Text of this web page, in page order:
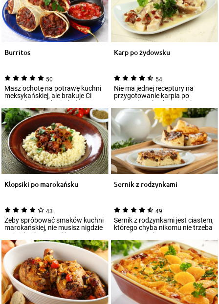
Burritos
50
Masz ochotę na potrawę kuchni
meksykańskiej, ale brakuje Ci
pomysłu? Oto danie, które z
pewnością...
Karp po żydowsku
54
Nie ma jednej receptury na
przygotowanie karpia po
żydowsku – kuchnia polska zna
go w różnych war...
Klopsiki po marokańsku
43
Żeby spróbować smaków kuchni
marokańskiej, nie musisz nigdzie
wyjeżdżać. Sprawdź nasz
przepis na...
Sernik z rodzynkami
49
Sernik z rodzynkami jest ciastem,
którego chyba nikomu nie trzeba
przedstawiać. Znany w
setkach...